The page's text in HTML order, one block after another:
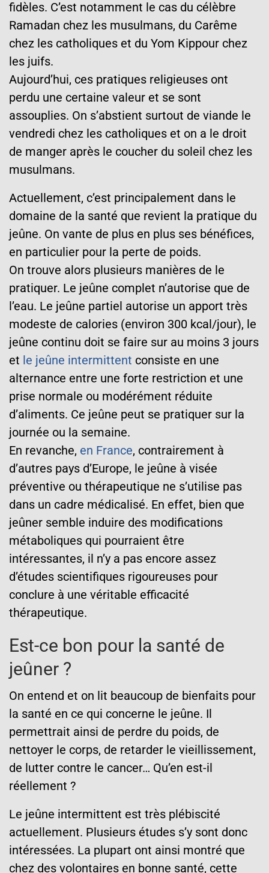
fidèles. C’est notamment le cas du célèbre
Ramadan chez les musulmans, du Carême
chez les catholiques et du Yom Kippour chez
les juifs.
Aujourd’hui, ces pratiques religieuses ont
perdu une certaine valeur et se sont
assouplies. On s’abstient surtout de viande le
vendredi chez les catholiques et on a le droit
de manger après le coucher du soleil chez les
musulmans.
Actuellement, c’est principalement dans le
domaine de la santé que revient la pratique du
jeûne. On vante de plus en plus ses bénéfices,
en particulier pour la perte de poids.
On trouve alors plusieurs manières de le
pratiquer. Le jeûne complet n’autorise que de
l’eau. Le jeûne partiel autorise un apport très
modeste de calories (environ 300 kcal/jour), le
jeûne continu doit se faire sur au moins 3 jours
et le jeûne intermittent consiste en une
alternance entre une forte restriction et une
prise normale ou modérément réduite
d’aliments. Ce jeûne peut se pratiquer sur la
journée ou la semaine.
En revanche, en France, contrairement à
d’autres pays d’Europe, le jeûne à visée
préventive ou thérapeutique ne s’utilise pas
dans un cadre médicalisé. En effet, bien que
jeûner semble induire des modifications
métaboliques qui pourraient être
intéressantes, il n’y a pas encore assez
d’études scientifiques rigoureuses pour
conclure à une véritable efficacité
thérapeutique.
Est-ce bon pour la santé de
jeûner ?
On entend et on lit beaucoup de bienfaits pour
la santé en ce qui concerne le jeûne. Il
permettrait ainsi de perdre du poids, de
nettoyer le corps, de retarder le vieillissement,
de lutter contre le cancer… Qu’en est-il
réellement ?
Le jeûne intermittent est très plébiscité
actuellement. Plusieurs études s’y sont donc
intéressées. La plupart ont ainsi montré que
chez des volontaires en bonne santé, cette